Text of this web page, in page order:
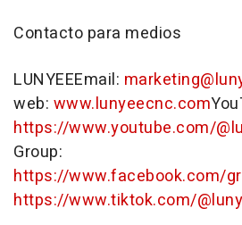
Contacto para medios
LUNYEEEmail:
web: www.lunyeecnc.com
https://www.youtube.com/
Group:
https://www.facebook.com/
https://www.tiktok.com/